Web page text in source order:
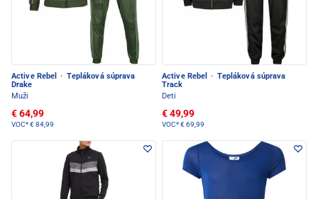
Active Rebel · Tepláková súprava
Drake
Muži
€ 64,99
VOC*€ 84,99
Active Rebel · Tepláková súprava
Track
Deti
€ 49,99
VOC*€ 69,99